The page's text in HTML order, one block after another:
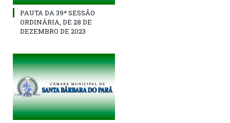
PAUTA DA 39ª SESSÃO
ORDINÁRIA, DE 28 DE
DEZEMBRO DE 2023